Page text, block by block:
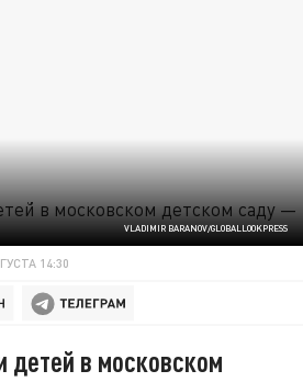
VLADIMIR BARANOV/GLOBALLOOKPRESS
14:30
детей в московском